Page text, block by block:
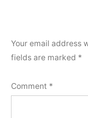
Your email address
fields are marked *
Comment *